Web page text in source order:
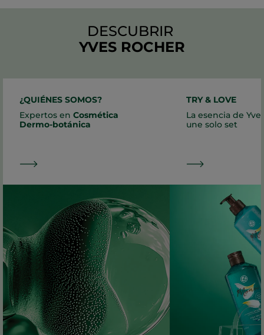
DESCUBRIR
YVES ROCHER
¿QUIÉNES SOMOS?
Expertos en Cosmética
Dermo-botánica
TRY & LOVE
La esencia de
une solo set